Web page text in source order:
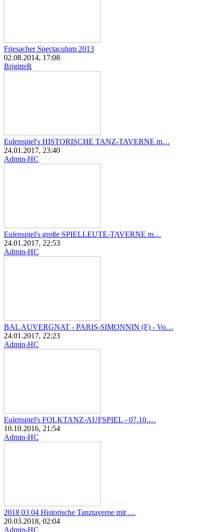
Friesacher Spectaculum 2013
02.08.2014, 17:08
BrigitteR
Eulenspiel's HISTORISCHE TANZ-TAVERNE m…
24.01.2017, 23:40
Admin-HC
Eulenspiel's große SPIELLEUTE-TAVERNE m…
24.01.2017, 22:53
Admin-HC
BAL AUVERGNAT - PARIS-SIMONNIN (F) - Vo…
24.01.2017, 22:23
Admin-HC
Eulenspiel's FOLKTANZ-AUFSPIEL - 07.10.…
10.10.2016, 21:54
Admin-HC
2018 03 04 Historische Tanztaverne mit …
20.03.2018, 02:04
Admin-HC